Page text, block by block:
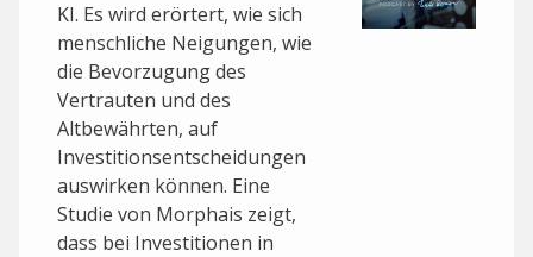
KI. Es wird erörtert, wie sich
menschliche Neigungen, wie
die Bevorzugung des
Vertrauten und des
Altbewährten, auf
Investitionsentscheidungen
auswirken können. Eine
Studie von Morphais zeigt,
dass bei Investitionen in